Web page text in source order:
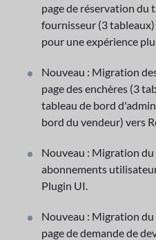
page de réservation du
fournisseur (3
pour une expérience
Nouveau : Migration
page des enchères (3
tableau de bord
bord du vendeur) vers
Nouveau : Migration
abonnements
Plugin UI.
Nouveau : Migration du
page de demande de